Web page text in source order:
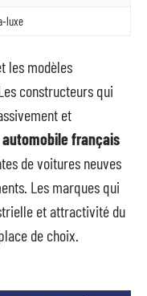
luxe
les modèles
constructeurs qui
et
français
de voitures neuves
Les marques qui
et attractivité du
de choix.